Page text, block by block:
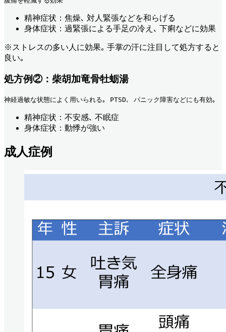
精神症状：焦燥､ 対人緊張などを和らげる
身体症状：過緊張による手足の冷え､ 下痢などに効果
※ストレスの多い人に効果｡ 手掌の汗に注目して処方すると
良い｡
処方例②：柴胡加竜骨牡蛎湯
神経過敏な状態によく用いられる｡ PTSD､ パニック障害などにも有効｡
精神症状：不安感､ 不眠症
身体症状：動悸が強い
成人症例